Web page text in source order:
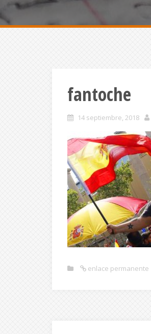
fantoche
14 septiembre, 2018
enlace permanente